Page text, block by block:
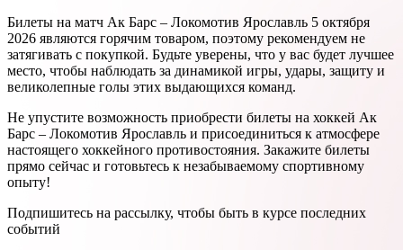
Билеты на матч Ак Барс – Локомотив Ярославль 5 октября
2026 являются горячим товаром, поэтому рекомендуем не
затягивать с покупкой. Будьте уверены, что у вас будет лучшее
место, чтобы наблюдать за динамикой игры, удары, защиту и
великолепные голы этих выдающихся команд.
Не упустите возможность приобрести билеты на хоккей Ак
Барс – Локомотив Ярославль и присоединиться к атмосфере
настоящего хоккейного противостояния. Закажите билеты
прямо сейчас и готовьтесь к незабываемому спортивному
опыту!
Подпишитесь на рассылку, чтобы быть в курсе последних
событий